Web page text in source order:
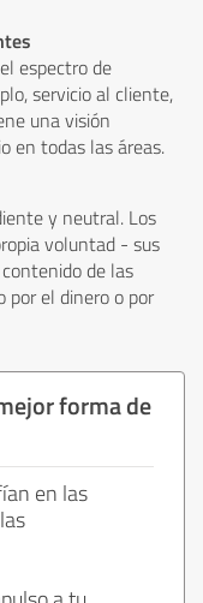
espectro de
servicio al cliente,
una visión
en todas las áreas.
y neutral. Los
voluntad - sus
de las
por el dinero o por
forma de
en las